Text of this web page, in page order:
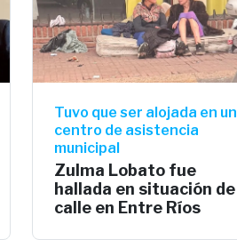
Tuvo que ser alojada en un
centro de asistencia
municipal
Zulma Lobato fue
hallada en situación de
calle en Entre Ríos